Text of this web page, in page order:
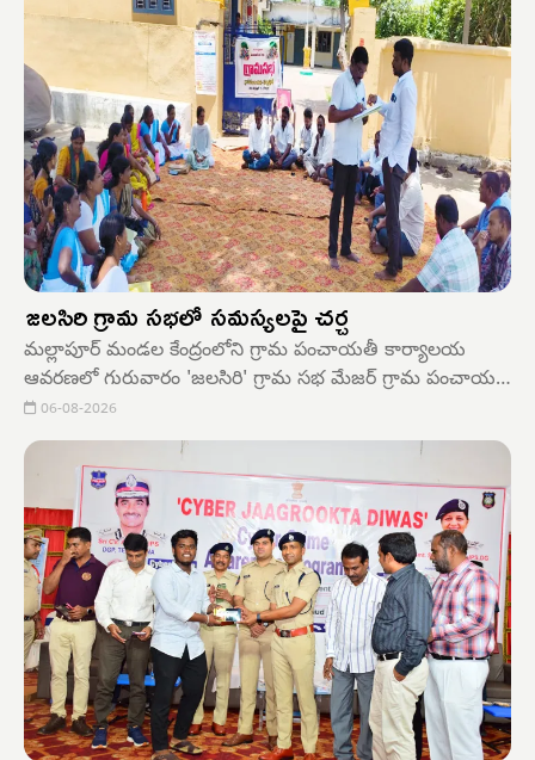
జలసిరి గ్రామ సభలో సమస్యలపై చర్చ
మల్లాపూర్ మండల కేంద్రంలోని గ్రామ పంచాయతీ కార్యాలయ
ఆవరణలో గురువారం 'జలసిరి' గ్రామ సభ మేజర్ గ్రామ పంచాయతీ
సర్పంచ్ చిట్యాల లక్ష్మణ్ అధ్యక్షతన నిర్వహించారు. ఈ సందర్భంగా
సర్పంచ్ చిట్యాల లక్ష్మణ్ మాట్లాడుతూ, తెలంగాణ ప్రభుత్వం
భూగర్భ జలాల పెంపు, వర్షపు నీటి సంరక్షణ లక్ష్యంగా 'జలసిరి'
కార్యక్రమాన్ని అమలు చేస్తోందని తెలిపారు.
06-08-2026